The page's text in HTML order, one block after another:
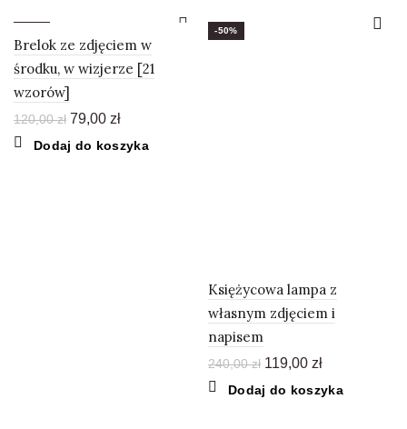
Brelok ze zdjęciem w
środku, w wizjerze [21
wzorów]
120,00zł Pierwotna
wynosiła:
79,00 złAktualna
wynosi:
Dodaj do koszyka
-50%
Księżycowa lampa z
własnym zdjęciem i
napisem
240,00zł Pierwotna
wynosiła:
119,00 złAktualna
wynosi:
Dodaj do koszyka